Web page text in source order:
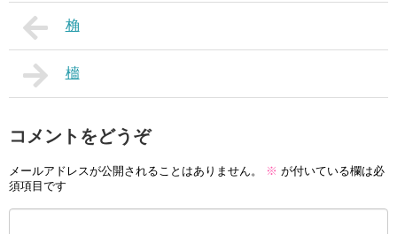
桷
檣
コメントをどうぞ
メールアドレスが公開されることはありません。 ※ が付いている欄は必
須項目です